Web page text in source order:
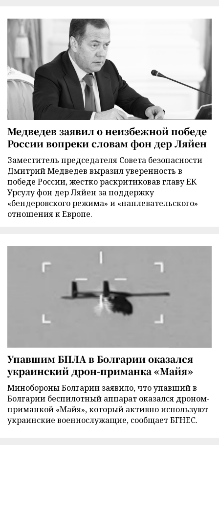
Медведев заявил о неизбежной победе
России вопреки словам фон дер Ляйен
Заместитель председателя Совета безопасности
Дмитрий Медведев выразил уверенность в
победе России, жестко раскритиковав главу ЕК
Урсулу фон дер Ляйен за поддержку
«бендеровского режима» и «наплевательского»
отношения к Европе.
Упавшим БПЛА в Болгарии оказался
украинский дрон-приманка «Майя»
Минобороны Болгарии заявило, что упавший в
Болгарии беспилотный аппарат оказался дроном-
приманкой «Майя», который активно используют
украинские военнослужащие, сообщает БГНЕС.